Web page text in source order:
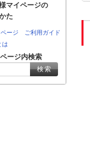
マイページの
た
ページ ご利用ガイド
は
ージ内検索